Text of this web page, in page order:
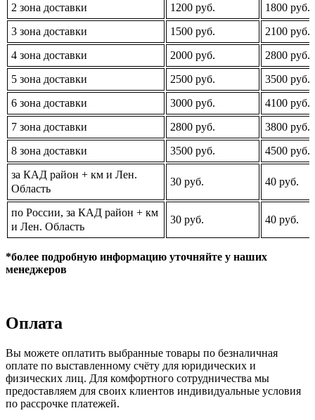
2 зона доставки
1200 руб.
1800 руб.
3 зона доставки
1500 руб.
2100 руб.
4 зона доставки
2000 руб.
2800 руб.
5 зона доставки
2500 руб.
3500 руб.
6 зона доставки
3000 руб.
4100 руб.
7 зона доставки
2800 руб.
3800 руб.
8 зона доставки
3500 руб.
4500 руб.
за КАД район + км и Лен.
Область
30 руб. 40 руб.
по России, за КАД район + км
и Лен. Область
30 руб. 40 руб.
*более подробную информацию уточняйте у наших
менеджеров
Оплата
Вы можете оплатить выбранные товары по безналичная
оплате по выставленному счёту для юридических и
физических лиц. Для комфортного сотрудничества мы
предоставляем для своих клиентов индивидуальные условия
по рассрочке платежей.